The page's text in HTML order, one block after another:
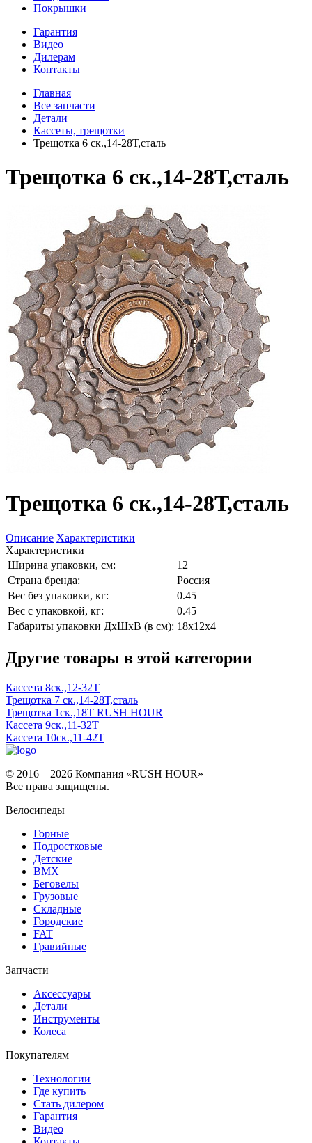
Покрышки
Гарантия
Видео
Дилерам
Контакты
Главная
Все запчасти
Детали
Кассеты, трещотки
Трещотка 6 ск.,14-28Т,сталь
Трещотка 6 ск.,14-28Т,сталь
Трещотка 6 ск.,14-28Т,сталь
Описание Характеристики
Характеристики
Ширина упаковки, см:
12
Страна бренда:
Россия
Вес без упаковки, кг:
0.45
Вес с упаковкой, кг:
0.45
Габариты упаковки ДхШхВ (в см): 18x12x4
Другие товары в этой категории
Кассета 8ск.,12-32T
Трещотка 7 ск.,14-28Т,сталь
Трещотка 1ск.,18T RUSH HOUR
Кассета 9ск.,11-32T
Кассета 10ск.,11-42T
© 2016—2026 Компания «RUSH HOUR»
Все права защищены.
Велосипеды
Горные
Подростковые
Детские
BMX
Беговелы
Грузовые
Складные
Городские
FAT
Гравийные
Запчасти
Аксессуары
Детали
Инструменты
Колеса
Покупателям
Технологии
Где купить
Стать дилером
Гарантия
Видео